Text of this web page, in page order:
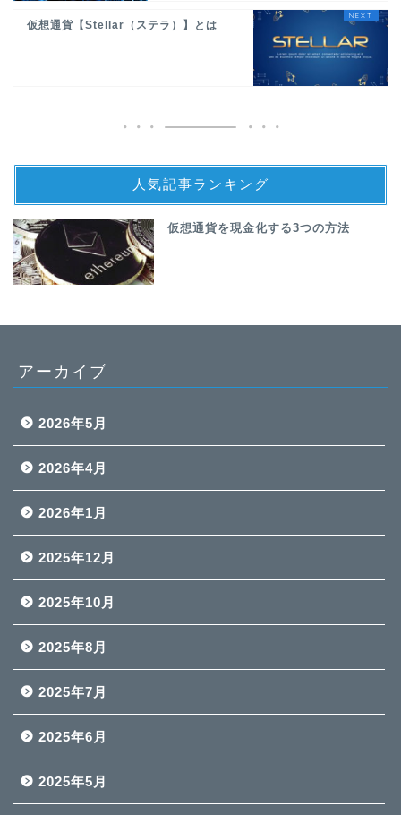
仮想通貨【Stellar（ステラ）】とは
人気記事ランキング
仮想通貨を現金化する3つの方法
アーカイブ
2026年5月
2026年4月
2026年1月
2025年12月
2025年10月
2025年8月
2025年7月
2025年6月
2025年5月